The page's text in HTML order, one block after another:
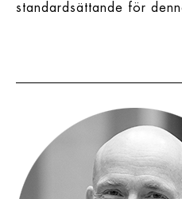
standardsättande för